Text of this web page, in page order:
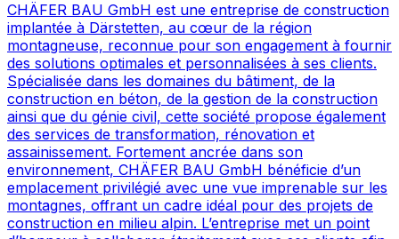
CHÄFER BAU GmbH est une entreprise de construction
implantée à Därstetten, au cœur de la région
montagneuse, reconnue pour son engagement à fournir
des solutions optimales et personnalisées à ses clients.
Spécialisée dans les domaines du bâtiment, de la
construction en béton, de la gestion de la construction
ainsi que du génie civil, cette société propose également
des services de transformation, rénovation et
assainissement. Fortement ancrée dans son
environnement, CHÄFER BAU GmbH bénéficie d’un
emplacement privilégié avec une vue imprenable sur les
montagnes, offrant un cadre idéal pour des projets de
construction en milieu alpin. L’entreprise met un point